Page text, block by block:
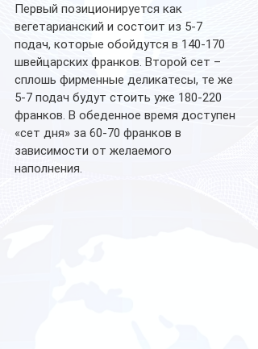
Первый позиционируется как
вегетарианский и состоит из 5-7
подач, которые обойдутся в 140-170
швейцарских франков. Второй сет –
сплошь фирменные деликатесы, те же
5-7 подач будут стоить уже 180-220
франков. В обеденное время доступен
«сет дня» за 60-70 франков в
зависимости от желаемого
наполнения.